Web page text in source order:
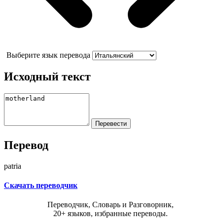
Выберите язык перевода
Исходный текст
Перевод
patria
Скачать переводчик
Переводчик, Словарь и Разговорник,
20+ языков, избранные переводы.